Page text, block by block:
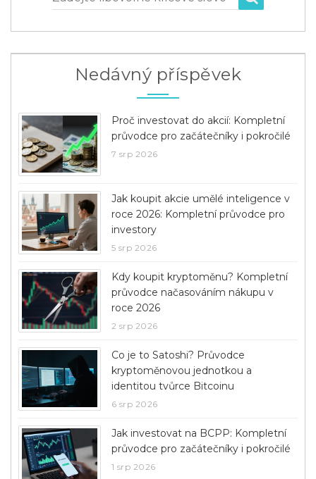
Nedávný příspěvek
Proč investovat do akcií: Kompletní
průvodce pro začátečníky i pokročilé
7 srp 2026
Jak koupit akcie umělé inteligence v
roce 2026: Kompletní průvodce pro
investory
5 srp 2026
Kdy koupit kryptoměnu? Kompletní
průvodce načasováním nákupu v
roce 2026
2 srp 2026
Co je to Satoshi? Průvodce
kryptoměnovou jednotkou a
identitou tvůrce Bitcoinu
6 srp 2026
Jak investovat na BCPP: Kompletní
průvodce pro začátečníky i pokročilé
1 srp 2026